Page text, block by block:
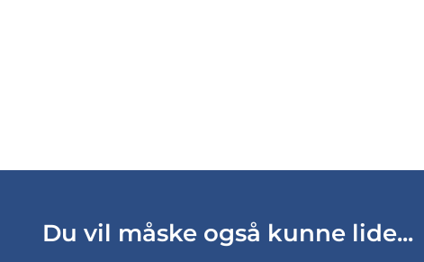
Du vil måske også kunne lide...